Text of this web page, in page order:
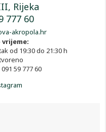
Rijeka
777 60
akropola.hr
od 19:30 do 21:30 h
59 777 60